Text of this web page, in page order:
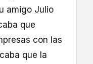
amigo Julio
que
con las
que la